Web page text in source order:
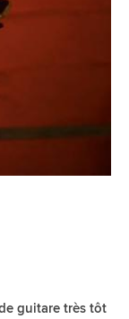
guitare très tôt